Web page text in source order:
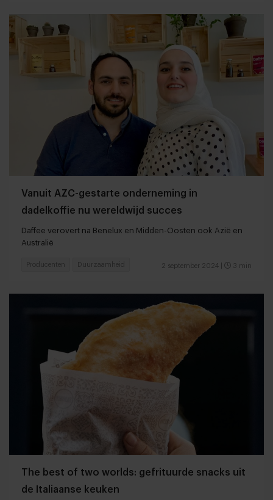
Vanuit AZC-gestarte onderneming in
dadelkoffie nu wereldwijd succes
Daffee verovert na Benelux en Midden-Oosten ook Azië en
Australië
2 september 2024 3 min
Producenten Duurzaamheid
The best of two worlds: gefrituurde snacks uit
de Italiaanse keuken